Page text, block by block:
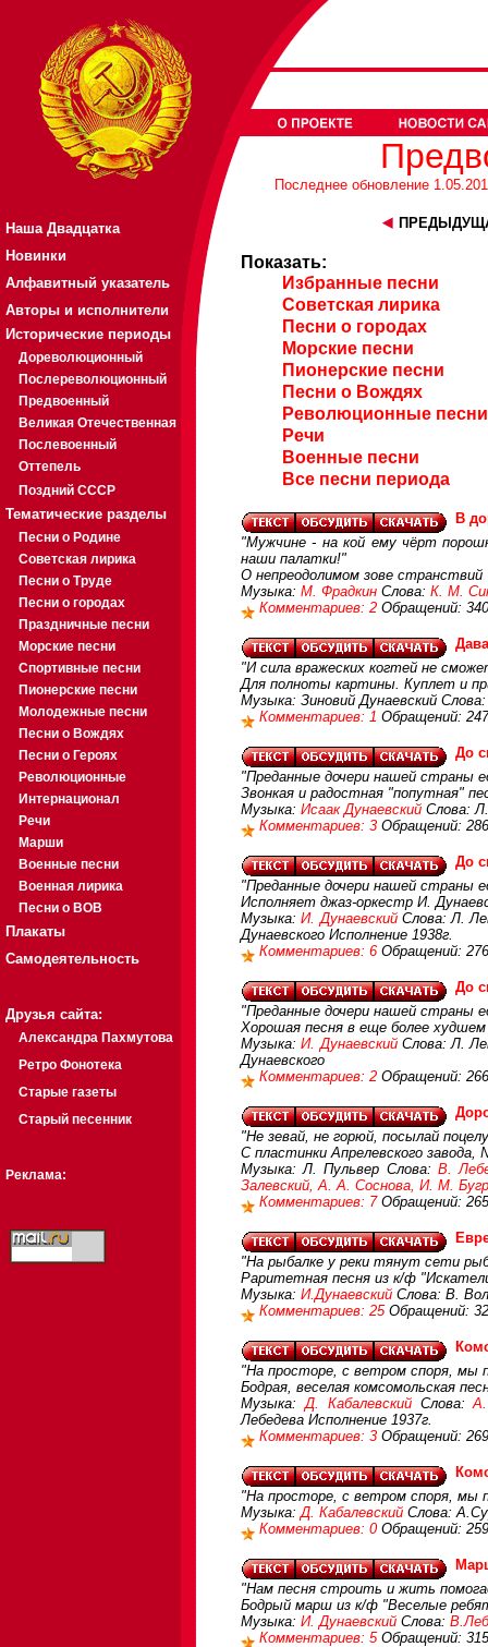
Наша Двадцатка
Новинки
Алфавитный указатель
Авторы и исполнители
Исторические периоды
Дореволюционный
Послереволюционный
Предвоенный
Великая Отечественная
Послевоенный
Оттепель
Поздний СССР
Тематические разделы
Песни о Родине
Советская лирика
Песни о Труде
Песни о городах
Праздничные песни
Морские песни
Спортивные песни
Пионерские песни
Молодежные песни
Песни о Вождях
Песни о Героях
Революционные
Интернационал
Речи
Марши
Военные песни
Военная лирика
Песни о ВОВ
Плакаты
Самодеятельность
Друзья сайта:
Александра Пахмутова
Ретро Фонотека
Старые газеты
Старый песенник
Реклама:
Последнее обновление
Показать:
Избранные песни
Советская лирика
Песни о городах
Морские песни
Пионерские песни
Песни о Вождях
Революционные песни
Речи
Военные песни
Все песни периода
В
"Мужчине - на кой ему чёрт
наши палатки!"
О непреодолимом зове странствий
Музыка: М. Фрадкин Слова: К. М.
Комментариев: 2 Обращений:
"И сила вражеских когтей не
Для полноты картины. Куплет и
Музыка: Зиновий Дунаевский
Комментариев: 1 Обращений:
До
"Преданные дочери нашей страны
Звонкая и радостная "попутная"
Музыка: Исаак Дунаевский Слова:
Комментариев: 3 Обращений:
До
"Преданные дочери нашей страны
Исполняет джаз-оркестр И.
Музыка:И. ДунаевскийСлова: Л.
Дунаевского Исполнение 1938г.
Комментариев: 6 Обращений:
До
"Преданные дочери нашей страны
Хорошая песня в еще более
Музыка:И. ДунаевскийСлова: Л.
Дунаевского
Комментариев: 2 Обращений:
"Не зевай, не горюй, посылай
С пластинки Апрелевского завода,
Музыка: Л. Пульвер Слова: В.
Залевский, А. А. Соснова, И. М.
Комментариев: 7 Обращений:
"На рыбалке у реки тянут сети
Раритетная песня из к/ф
Музыка: И.Дунаевский Слова: В.
Комментариев: 25 Обращений:
"На просторе, с ветром споря, мы
Бодрая, веселая комсомольская
Музыка:Д. КабалевскийСлова:
Лебедева Исполнение 1937г.
Комментариев: 3 Обращений:
"На просторе, с ветром споря, мы
Музыка:Д. Кабалевский Слова:
Комментариев: 0 Обращений:
"Нам песня строить и жить
Бодрый марш из к/ф "Веселые
Музыка: И. Дунаевский Слова:
Комментариев: 5 Обращений: